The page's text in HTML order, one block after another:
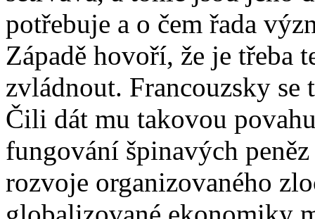
potřebuje a o čem řada
Západě hovoří, že je třeba
zvládnout. Francouzsky
Čili dát mu takovou
fungování špinavých
rozvoje organizovaného